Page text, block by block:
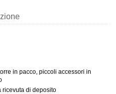
in pacco, piccoli accessori in
ricevuta di deposito